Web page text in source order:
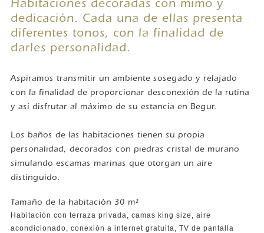
Habitaciones decoradas con mimo y
dedicación. Cada una de ellas presenta
diferentes tonos, con la finalidad de
darles personalidad.
Aspiramos transmitir un ambiente sosegado y relajado
con la finalidad de proporcionar desconexión de la rutina
y así disfrutar al máximo de su estancia en Begur.
Los baños de las habitaciones tienen su propia
personalidad, decorados con piedras cristal de murano
simulando escamas marinas que otorgan un aire
distinguido.
Tamaño de la habitación 30 m²
Habitación con terraza privada, camas king size, aire
acondicionado, conexión a internet gratuita, TV de pantalla